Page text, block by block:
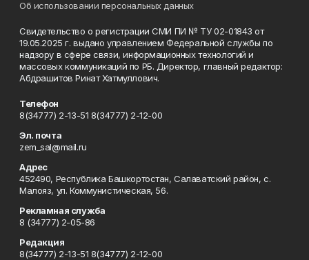
Об использовании персональных данных
Свидетельство о регистрации СМИ ПИ № ТУ 02-01843 от
19.05.2025 г. выдано управлением Федеральной службы по
надзору в сфере связи, информационных технологий и
массовых коммуникаций по РБ. Директор, главный редактор:
Абдрашитов Ринат Хатмуллович.
Телефон
8(34777) 2-13-51 8(34777) 2-12-00
Эл. почта
zem_sal@mail.ru
Адрес
452490, Республика Башкортостан, Салаватский район, с.
Малояз, ул. Коммунистическая, 56.
Рекламная служба
8 (34777) 2-05-86
Редакция
8(34777) 2-13-51 8(34777) 2-12-00